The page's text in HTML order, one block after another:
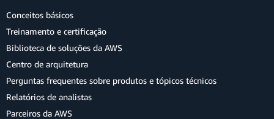
Conceitos básicos
Treinamento e certificação
Biblioteca de soluções da AWS
Centro de arquitetura
Perguntas frequentes sobre produtos e tópicos técnicos
Relatórios de analistas
Parceiros da AWS